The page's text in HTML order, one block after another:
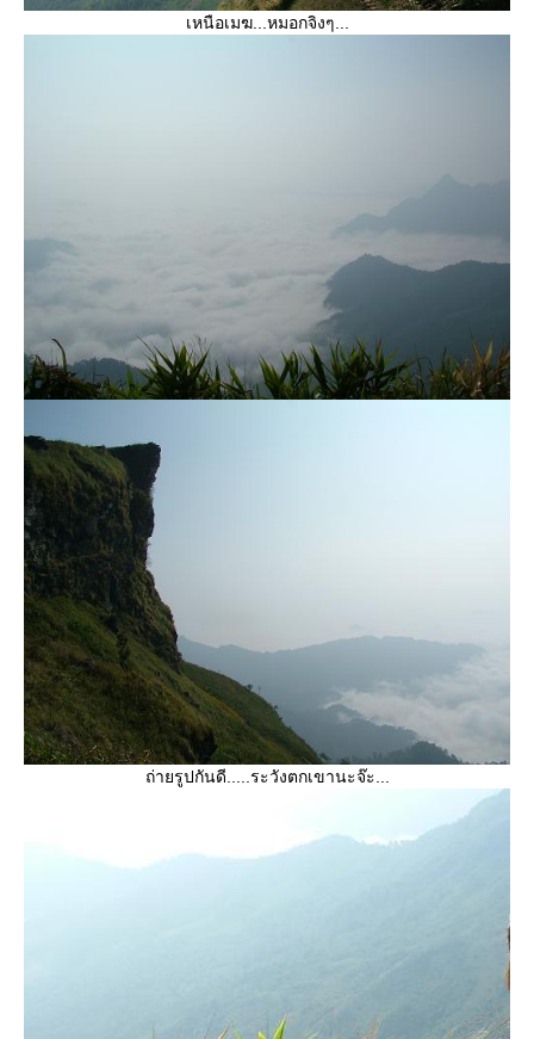
เหนือเมฆ...หมอกจิงๆ...
ถ่ายรูปกันดี.....ระวังตกเขานะจ๊ะ...